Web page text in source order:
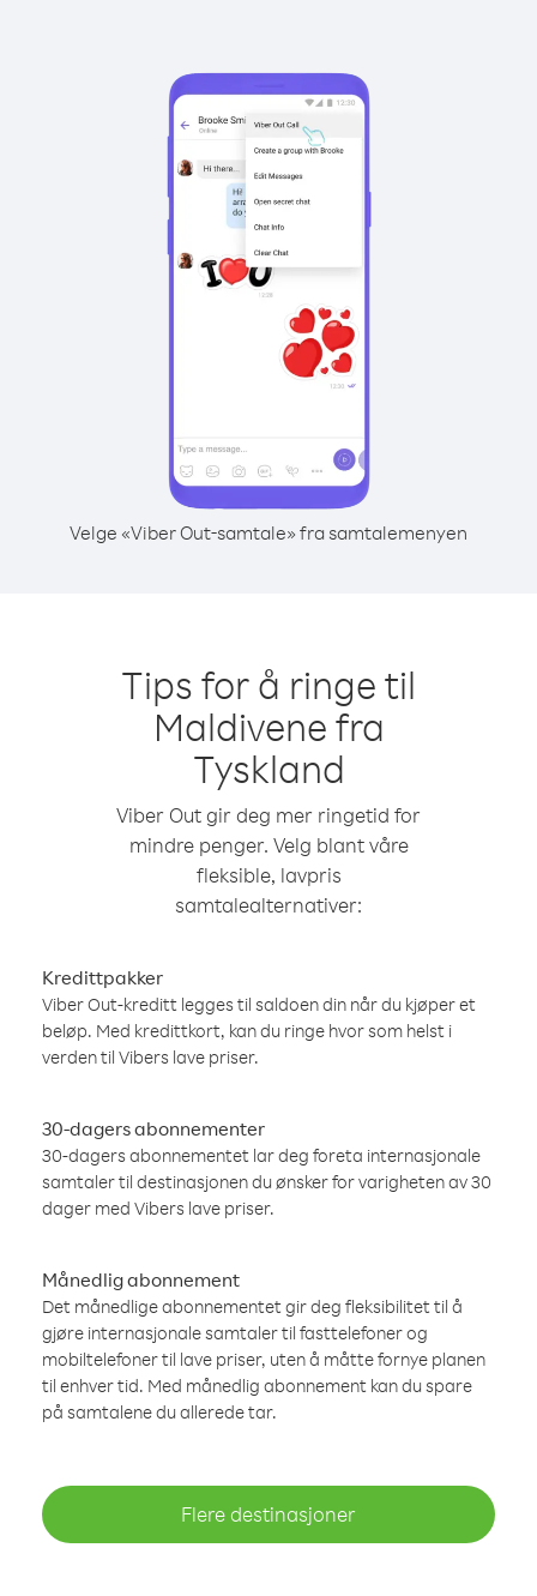
Velge «Viber Out-samtale» fra samtalemenyen
Tips for å ringe til
Maldivene fra
Tyskland
Viber Out gir deg mer ringetid for
mindre penger. Velg blant våre
fleksible, lavpris
samtalealternativer:
Kredittpakker
Viber Out-kreditt legges til saldoen din når du kjøper et
beløp. Med kredittkort, kan du ringe hvor som helst i
verden til Vibers lave priser.
30-dagers abonnementer
30-dagers abonnementet lar deg foreta internasjonale
samtaler til destinasjonen du ønsker for varigheten av 30
dager med Vibers lave priser.
Månedlig abonnement
Det månedlige abonnementet gir deg fleksibilitet til å
gjøre internasjonale samtaler til fasttelefoner og
mobiltelefoner til lave priser, uten å måtte fornye planen
til enhver tid. Med månedlig abonnement kan du spare
på samtalene du allerede tar.
Flere destinasjoner